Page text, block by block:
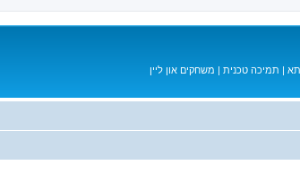
| תמיכה טכנית | משחקים און ליין